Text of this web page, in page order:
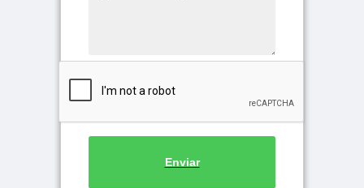
Enviar